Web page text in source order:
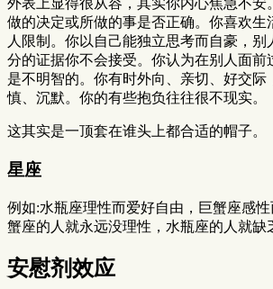
外表上显得很从容，其实你内心焦急不安
做的决定或所做的事是否正确。你喜欢生
人限制。你以自己能独立思考而自豪，别
分的证据你不会接受。你认为在别人面前
是不明智的。你有时外向、亲切、好交际
慎、沉默。你的有些抱负往往很不现实。
这其实是一顶套在谁头上都合适的帽子。
星座
例如:水瓶座理性而爱好自由，巨蟹座感
蟹座的人就永远没理性，水瓶座的人就缺
安慰剂效应